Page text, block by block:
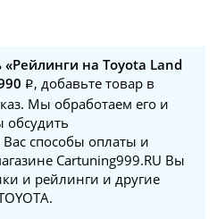
«Рейлинги на Toyota Land
, добавьте товар в
Мы обработаем его и
обсудить
способы оплаты и
Cartuning999.RU Вы
и рейлинги и другие